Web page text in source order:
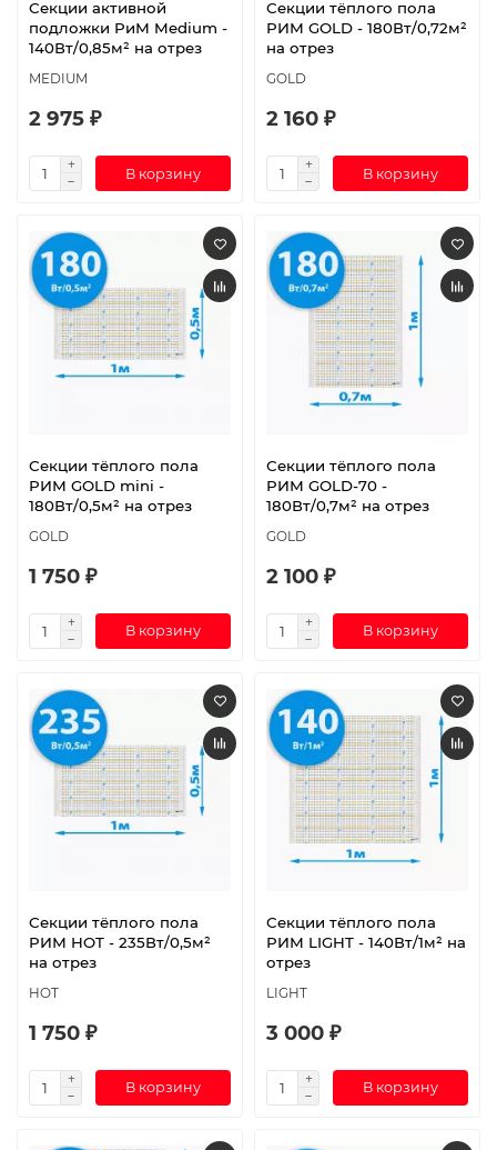
Секции активной
подложки РиМ Medium -
140Вт/0,85м² на отрез
MEDIUM
2 975 ₽
В корзину
Секции тёплого пола
РИМ GOLD - 180Вт/0,72м²
на отрез
GOLD
2 160 ₽
В корзину
Секции тёплого пола
РИМ GOLD mini -
180Вт/0,5м² на отрез
GOLD
1 750 ₽
В корзину
Секции тёплого пола
РИМ GOLD-70 -
180Вт/0,7м² на отрез
GOLD
2 100 ₽
В корзину
Секции тёплого пола
РИМ HOT - 235Вт/0,5м²
на отрез
HOT
1 750 ₽
В корзину
Секции тёплого пола
РИМ LIGHT - 140Вт/1м² на
отрез
LIGHT
3 000 ₽
В корзину